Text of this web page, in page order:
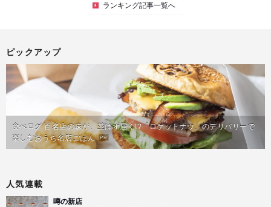
ランキング記事一覧へ
ピックアップ
食べログ 百名店の味が、並ばず届く!?「ロケットナウ」のデリバリーで
楽しむおうち名店ごはん PR
人気連載
噂の新店